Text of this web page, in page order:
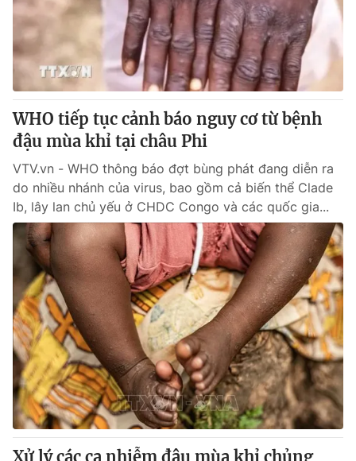
WHO tiếp tục cảnh báo nguy cơ từ bệnh
đậu mùa khỉ tại châu Phi
VTV.vn - WHO thông báo đợt bùng phát đang diễn ra
do nhiều nhánh của virus, bao gồm cả biến thể Clade
Ib, lây lan chủ yếu ở CHDC Congo và các quốc gia...
Xử lý các ca nhiễm đậu mùa khỉ chủng